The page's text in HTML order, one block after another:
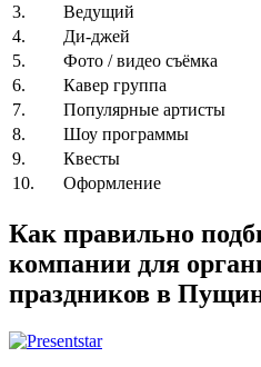
3.
Ведущий
4.
Ди-джей
5.
Фото / видео съёмка
6.
Кавер группа
7.
Популярные артисты
8.
Шоу программы
9.
Квесты
10.
Оформление
Как правильно
компании для
праздников в